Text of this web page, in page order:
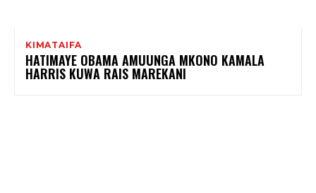
KIMATAIFA
HATIMAYE OBAMA AMUUNGA MKONO KAMALA
HARRIS KUWA RAIS MAREKANI